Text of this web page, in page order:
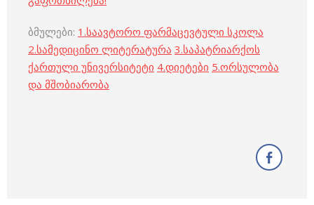
ბმულები: 1.საავტორო ფარმაცევტული სკოლა
2.სამედიცინო ლიტერატურა 3.საპატრიარქოს
ქართული უნივერსიტეტი 4.დიეტები 5.ორსულობა
და მშობიარობა